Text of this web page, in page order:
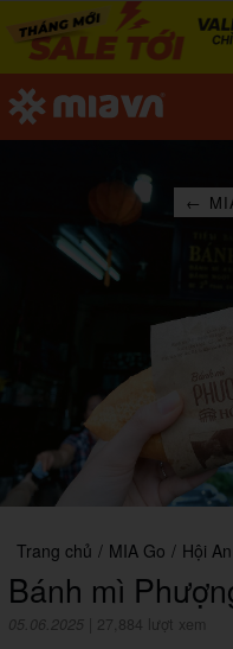
←
Trang chủ / MIA Go / Hội An
Bánh mì
05.06.2025 27,884 lượt xem